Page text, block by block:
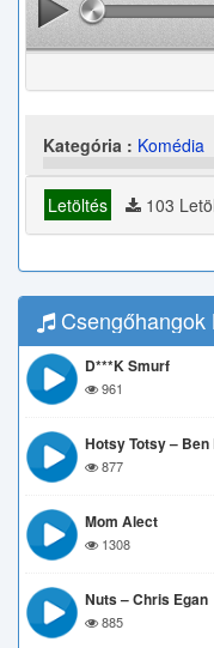
Kategória : Komédia
Letöltés 103
Csengőhangok
D***k Smurf
961
Hotsy Totsy – Ben
877
Mom Alect
1308
Nuts – Chris Egan
885